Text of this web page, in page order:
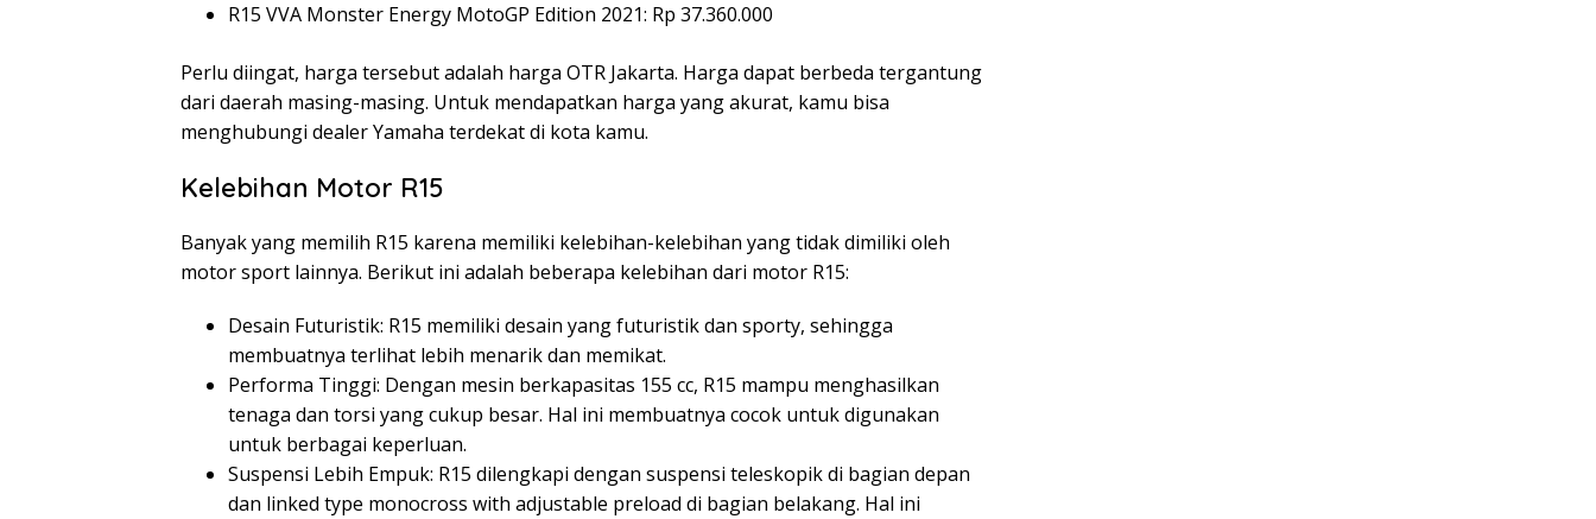
R15 VVA Monster Energy MotoGP Edition 2021: Rp 37.360.000
Perlu diingat, harga tersebut adalah harga OTR Jakarta. Harga dapat berbeda tergantung
dari daerah masing-masing. Untuk mendapatkan harga yang akurat, kamu bisa
menghubungi dealer Yamaha terdekat di kota kamu.
Kelebihan Motor R15
Banyak yang memilih R15 karena memiliki kelebihan-kelebihan yang tidak dimiliki oleh
motor sport lainnya. Berikut ini adalah beberapa kelebihan dari motor R15:
Desain Futuristik: R15 memiliki desain yang futuristik dan sporty, sehingga
membuatnya terlihat lebih menarik dan memikat.
Performa Tinggi: Dengan mesin berkapasitas 155 cc, R15 mampu menghasilkan
tenaga dan torsi yang cukup besar. Hal ini membuatnya cocok untuk digunakan
untuk berbagai keperluan.
Suspensi Lebih Empuk: R15 dilengkapi dengan suspensi teleskopik di bagian depan
dan linked type monocross with adjustable preload di bagian belakang. Hal ini